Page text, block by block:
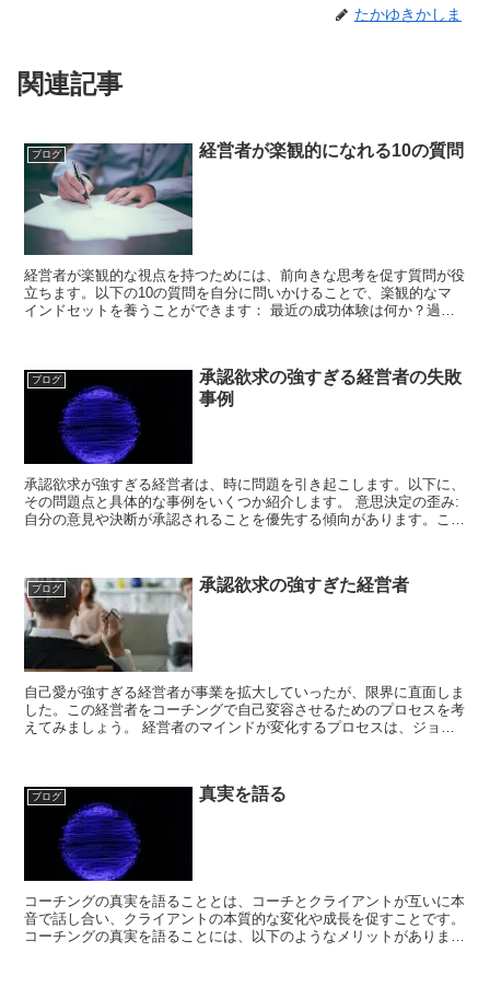
たかゆきかしま
関連記事
ブログ 経営者が楽観的になれる10の質問
経営者が楽観的な視点を持つためには、前向きな思考を促す質問が役
立ちます。以下の10の質問を自分に問いかけることで、楽観的なマ
インドセットを養うことができます： 最近の成功体験は何か？過去
ブログ
承認欲求の強すぎる経営者の失敗
事例
承認欲求が強すぎる経営者は、時に問題を引き起こします。以下に、
その問題点と具体的な事例をいくつか紹介します。 意思決定の歪み:
自分の意見や決断が承認されることを優先する傾向があります。この
ブログ 承認欲求の強すぎた経営者
自己愛が強すぎる経営者が事業を拡大していったが、限界に直面しま
した。この経営者をコーチングで自己変容させるためのプロセスを考
えてみましょう。 経営者のマインドが変化するプロセスは、ジョ
ブログ 真実を語る
コーチングの真実を語ることとは、コーチとクライアントが互いに本
音で話し合い、クライアントの本質的な変化や成長を促すことです。
コーチングの真実を語ることには、以下のようなメリットがありま